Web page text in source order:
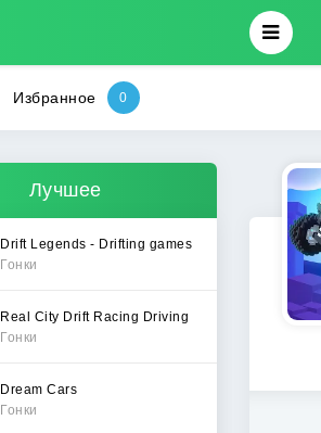
Избранное
Лучшее
Drift Legends - Drifting games
Гонки
Real City Drift Racing Driving
Гонки
Dream Cars
Гонки